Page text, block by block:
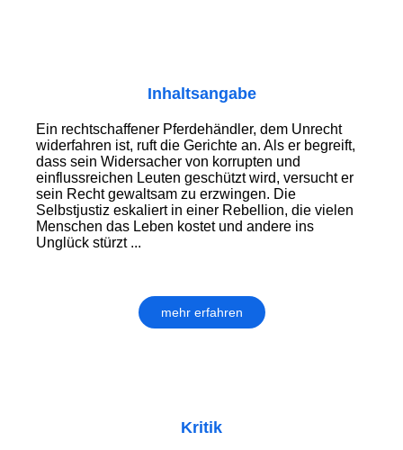
Inhaltsangabe
Ein rechtschaffener Pferdehändler, dem Unrecht
widerfahren ist, ruft die Gerichte an. Als er begreift,
dass sein Widersacher von korrupten und
einflussreichen Leuten geschützt wird, versucht er
sein Recht gewaltsam zu erzwingen. Die
Selbstjustiz eskaliert in einer Rebellion, die vielen
Menschen das Leben kostet und andere ins
Unglück stürzt ...
mehr erfahren
Kritik